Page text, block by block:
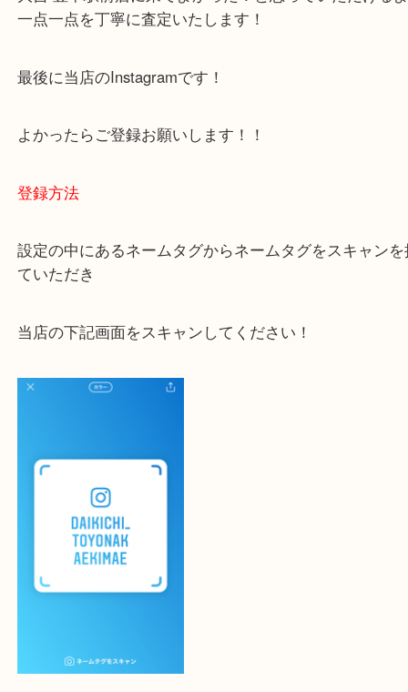
下記バナーではお客様から日頃よくお伺いされる
大吉 豊中駅前店に来てよかった！と思っていただ
一点一点を丁寧に査定いたします！
よかったらご登録お願いします！！
登録方法
設定の中にあるネームタグからネームタグをスキ